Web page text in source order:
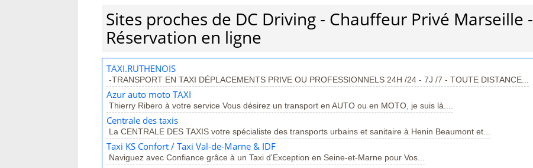
Sites proches de DC Driving - Chauffeur Privé Marseille -
Réservation en ligne
TAXI.RUTHENOIS
-TRANSPORT EN TAXI DÉPLACEMENTS PRIVE OU PROFESSIONNELS 24H /24 - 7J /7 - TOUTE DISTANCE...
Azur auto moto TAXI
Thierry Ribero à votre service Vous désirez un transport en AUTO ou en MOTO, je suis là....
Centrale des taxis
La CENTRALE DES TAXIS votre spécialiste des transports urbains et sanitaire à Henin Beaumont et...
Taxi KS Confort / Taxi Val-de-Marne & IDF
Naviguez avec Confiance grâce à un Taxi d'Exception en Seine-et-Marne pour Vos...